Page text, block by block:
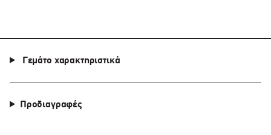
Γεμάτο χαρακτηριστικά
Προδιαγραφές